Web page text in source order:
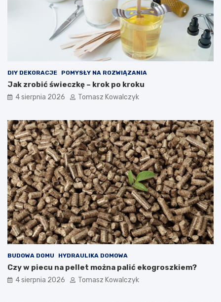
DIY DEKORACJE POMYSŁY NA ROZWIĄZANIA
Jak zrobić świeczkę – krok po kroku
4 sierpnia 2026 Tomasz Kowalczyk
BUDOWA DOMU HYDRAULIKA DOMOWA
Czy w piecu na pellet można palić ekogroszkiem?
4 sierpnia 2026 Tomasz Kowalczyk